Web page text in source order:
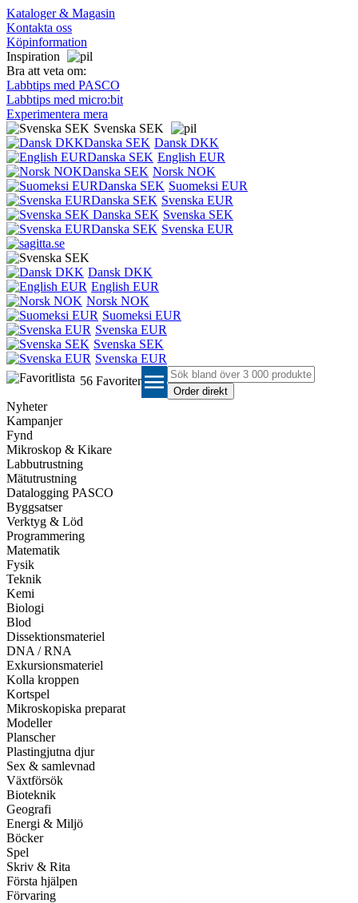
Kataloger & Magasin
Kontakta oss
Köpinformation
Inspiration
Bra att veta om:
Labbtips med PASCO
Labbtips med micro:bit
Experimentera mera
Svenska SEK
Dansk DKK
English EUR
Norsk NOK
Suomeksi EUR
Svenska EUR
Svenska SEK
Svenska EUR
Dansk DKK
English EUR
Norsk NOK
Suomeksi EUR
Svenska EUR
Svenska SEK
Svenska EUR
56 Favoriter menu
Nyheter
Kampanjer
Fynd
Mikroskop & Kikare
Labbutrustning
Mätutrustning
Datalogging PASCO
Byggsatser
Verktyg & Löd
Programmering
Matematik
Fysik
Teknik
Kemi
Biologi
Blod
Dissektionsmateriel
DNA / RNA
Exkursionsmateriel
Kolla kroppen
Kortspel
Mikroskopiska preparat
Modeller
Planscher
Plastingjutna djur
Sex & samlevnad
Växtförsök
Bioteknik
Geografi
Energi & Miljö
Böcker
Spel
Skriv & Rita
Första hjälpen
Förvaring